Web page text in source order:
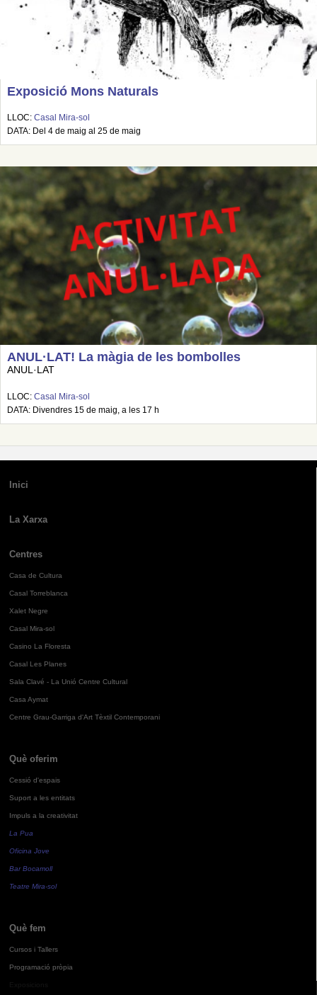
Exposició Mons Naturals
LLOC: Casal Mira-sol
DATA: Del 4 de maig al 25 de maig
ANUL·LAT! La màgia de les bombolles
ANUL·LAT
LLOC: Casal Mira-sol
DATA: Divendres 15 de maig, a les 17 h
Inici
La Xarxa
Centres
Casa de Cultura
Casal Torreblanca
Xalet Negre
Casal Mira-sol
Casino La Floresta
Casal Les Planes
Sala Clavé - La Unió Centre Cultural
Casa Aymat
Centre Grau-Garriga d'Art Tèxtil Contemporani
Què oferim
Cessió d'espais
Suport a les entitats
Impuls a la creativitat
La Pua
Oficina Jove
Bar Bocamoll
Teatre Mira-sol
Què fem
Cursos i Tallers
Programació pròpia